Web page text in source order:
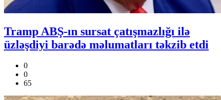
Tramp ABŞ-ın sursat çatışmazlığı ilə
üzləşdiyi barədə məlumatları təkzib etdi
0
0
65